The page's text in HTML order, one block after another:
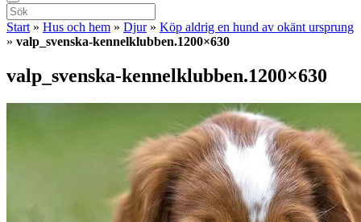
Start » Hus och hem » Djur» Köp aldrig en hund av okänt ursprung
» valp_svenska-kennelklubben.1200×630
valp_svenska-kennelklubben.1200×630